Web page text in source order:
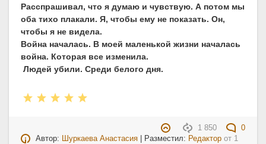
Расспрашивал, что я думаю и чувствую. А потом мы
оба тихо плакали. Я, чтобы ему не показать. Он,
чтобы я не видела.
Война началась. В моей маленькой жизни началась
война. Которая все изменила.
Людей убили. Среди белого дня.
1 850
0
Автор: Шуркаева Анастасия | Разместил: Редактор от 1